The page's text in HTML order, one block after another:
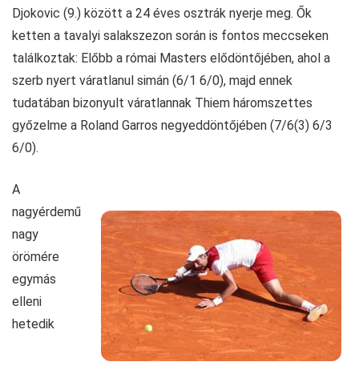
Djokovic (9.) között a 24 éves osztrák nyerje meg. Ők
ketten a tavalyi salakszezon során is fontos meccseken
találkoztak: Előbb a római Masters elődöntőjében, ahol a
szerb nyert váratlanul simán (6/1 6/0), majd ennek
tudatában bizonyult váratlannak Thiem háromszettes
győzelme a Roland Garros negyeddöntőjében (7/6(3) 6/3
6/0).
A
nagyérdemű
nagy
örömére
egymás
elleni
hetedik